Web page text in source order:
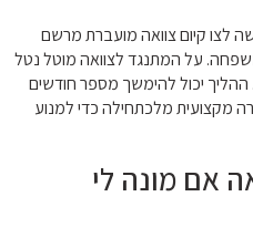
לצו קיום צוואה מועברת מרשם
על המתנגד לצוואה מוטל נטל
יכול להימשך מספר חודשים
מקצועית מלכתחילה כדי למנוע
אם מונה לי